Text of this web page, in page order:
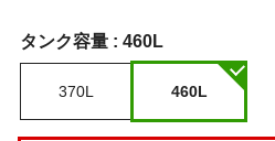
タンク容量 : 460L
370L 460L